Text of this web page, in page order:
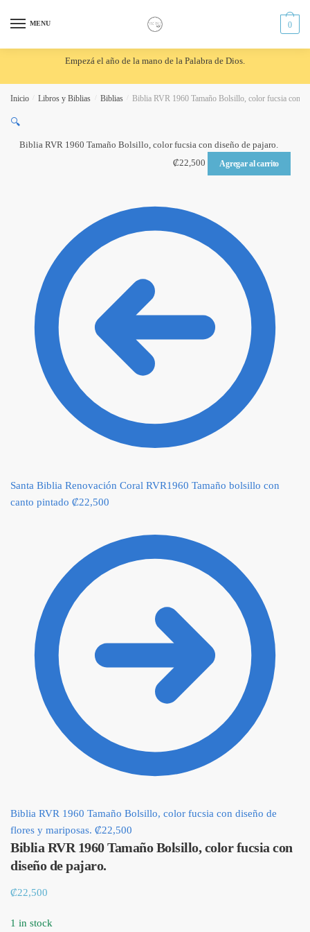
MENU 0
Empezá el año de la mano de la Palabra de Dios.
Inicio Libros y Biblias Biblias Biblia RVR 1960 Tamaño Bolsillo, color fucsia con
🔍
Biblia RVR 1960 Tamaño Bolsillo, color fucsia con diseño de pajaro.
₡22,500 Agregar al carrito
Santa Biblia Renovación Coral RVR1960 Tamaño bolsillo con
canto pintado ₡22,500
Biblia RVR 1960 Tamaño Bolsillo, color fucsia con diseño de
flores y mariposas. ₡22,500
Biblia RVR 1960 Tamaño Bolsillo, color fucsia con
diseño de pajaro.
₡22,500
1 in stock